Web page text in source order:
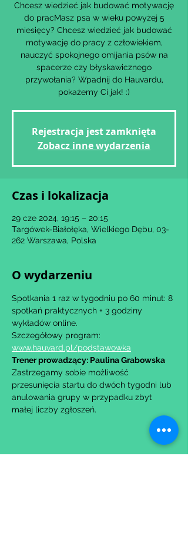
Chcesz wiedzieć jak budować motywację
do pracMasz psa w wieku powyżej 5
miesięcy? Chcesz wiedzieć jak budować
motywację do pracy z człowiekiem,
nauczyć spokojnego omijania psów na
spacerze czy błyskawicznego
przywołania? Wpadnij do Hauvardu,
Rejestracja jest zamknięta
Zobacz inne wydarzenia
Czas i lokalizacja
29 cze 2024, 19:15 – 20:15
Targówek-Białołęka, Wielkiego Dębu, 03-
262 Warszawa, Polska
O wydarzeniu
Spotkania 1 raz w tygodniu po 60 minut: 8
spotkań praktycznych + 3 godziny
wykładów online.
Szczegółowy program:
www.hauvard.pl/podstawowka
Trener prowadzący: Paulina Grabowska
Zastrzegamy sobie możliwość
przesunięcia startu do dwóch tygodni lub
anulowania grupy w przypadku zbyt
małej liczby zgłoszeń.